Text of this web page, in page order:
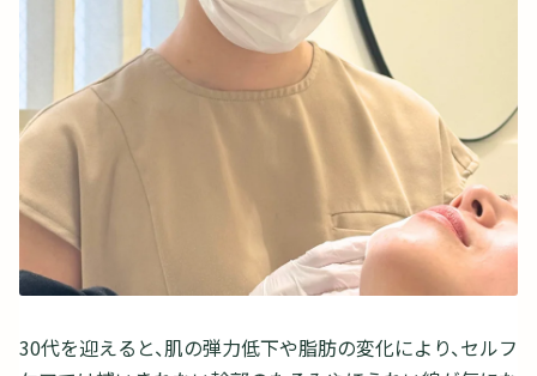
30代を迎えると、肌の弾力低下や脂肪の変化により、セルフ